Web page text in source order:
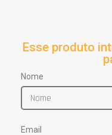
Esse produto
Nome
Email